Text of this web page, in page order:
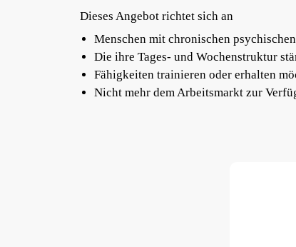
Dieses Angebot richtet sich an
Menschen mit chronischen
Die ihre Tages- und Wochenstruktur
Fähigkeiten trainieren oder erhalten
Nicht mehr dem Arbeitsmarkt zur